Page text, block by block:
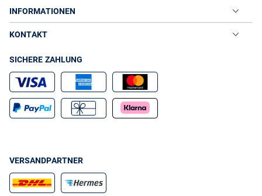
INFORMATIONEN
KONTAKT
SICHERE ZAHLUNG
VERSANDPARTNER